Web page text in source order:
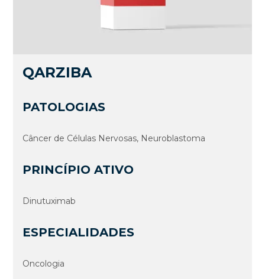
QARZIBA
PATOLOGIAS
Câncer de Células Nervosas, Neuroblastoma
PRINCÍPIO ATIVO
Dinutuximab
ESPECIALIDADES
Oncologia